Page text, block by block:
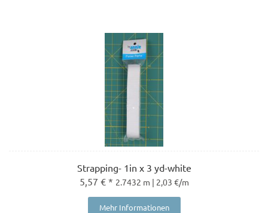
Strapping- 1in x 3 yd-white
5,57 € * 2.7432 m | 2,03 €/m
Mehr Informationen